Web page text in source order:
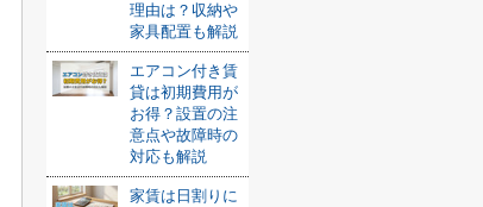
理由は？収納や
家具配置も解説
エアコン付き賃
貸は初期費用が
お得？設置の注
意点や故障時の
対応も解説
家賃は日割りに